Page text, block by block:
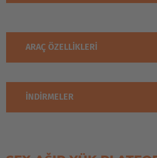
ARAÇ ÖZELLIKLERI
İNDIRMELER